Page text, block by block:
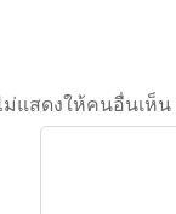
แสดงให้คนอื่นเห็น